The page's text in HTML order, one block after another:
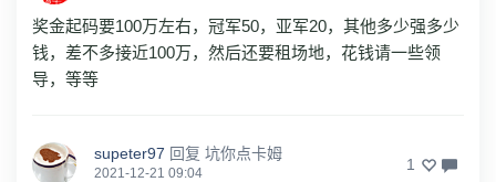
奖金起码要100万左右，冠军50，亚军20，其他多少强多少
钱，差不多接近100万，然后还要租场地，花钱请一些领
导，等等
supeter97 回复 坑你点卡姆
2021-12-21 09:04 1